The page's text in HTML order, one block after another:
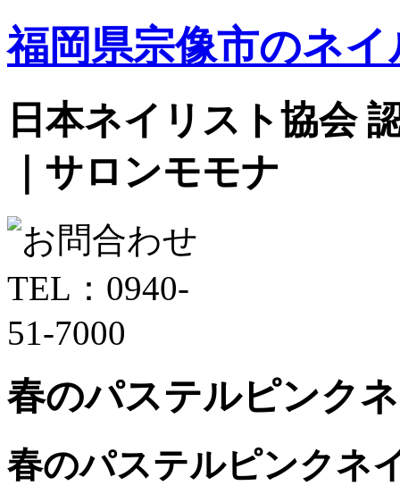
福岡県宗像市のネ
日本ネイリスト協会
｜サロンモモナ
春のパステルピンク
春のパステルピンクネ